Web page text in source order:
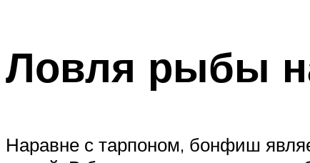
Ловля рыбы
Наравне с тарпоном, бонфиш